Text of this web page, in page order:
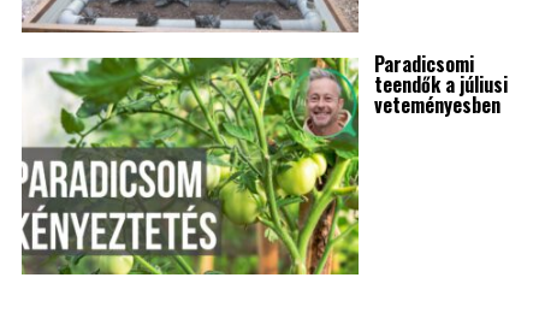
Paradicsomi
teendők a júliusi
veteményesben